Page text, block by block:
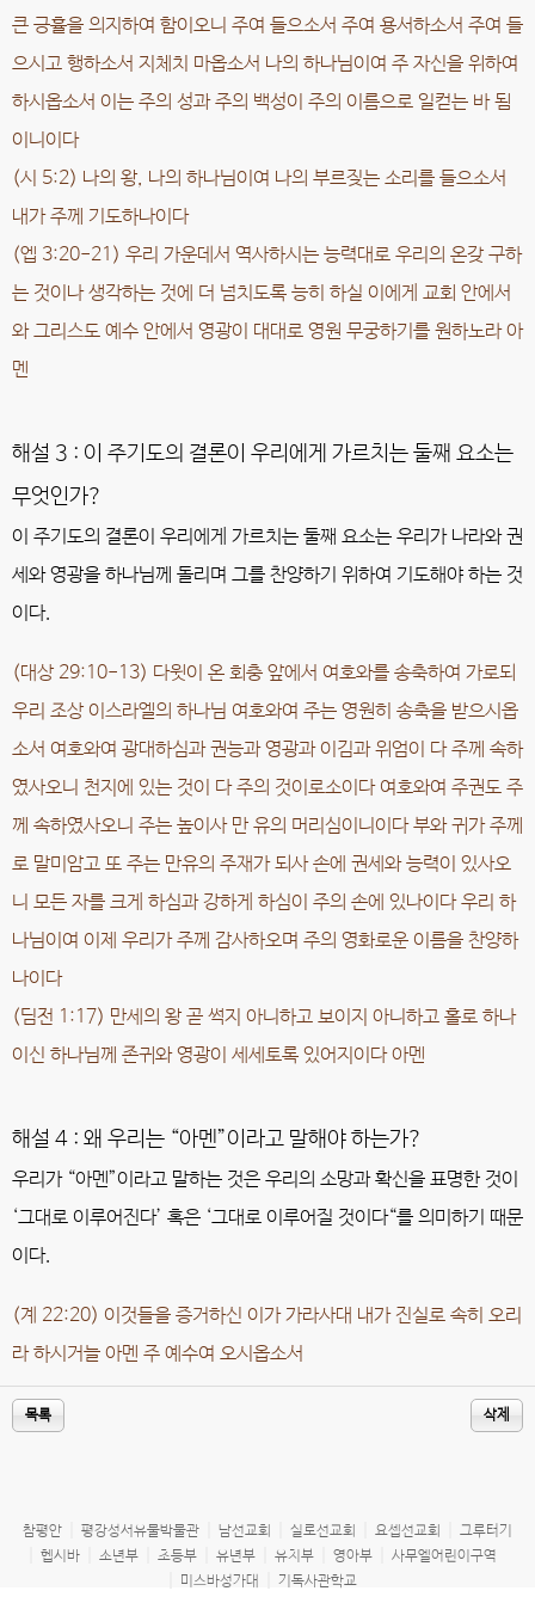
큰 긍휼을 의지하여 함이오니 주여 들으소서 주여 용서하소서 주여 들
으시고 행하소서 지체치 마옵소서 나의 하나님이여 주 자신을 위하여
하시옵소서 이는 주의 성과 주의 백성이 주의 이름으로 일컫는 바 됨
이니이다
(시 5:2) 나의 왕, 나의 하나님이여 나의 부르짖는 소리를 들으소서
내가 주께 기도하나이다
(엡 3:20-21) 우리 가운데서 역사하시는 능력대로 우리의 온갖 구하
는 것이나 생각하는 것에 더 넘치도록 능히 하실 이에게 교회 안에서
와 그리스도 예수 안에서 영광이 대대로 영원 무궁하기를 원하노라 아
멘
해설 3 : 이 주기도의 결론이 우리에게 가르치는 둘째 요소는
무엇인가?
이 주기도의 결론이 우리에게 가르치는 둘째 요소는 우리가 나라와 권
세와 영광을 하나님께 돌리며 그를 찬양하기 위하여 기도해야 하는 것
이다.
(대상 29:10-13) 다윗이 온 회충 앞에서 여호와를 송축하여 가로되
우리 조상 이스라엘의 하나님 여호와여 주는 영원히 송축을 받으시옵
소서 여호와여 광대하심과 권능과 영광과 이김과 위엄이 다 주께 속하
였사오니 천지에 있는 것이 다 주의 것이로소이다 여호와여 주권도 주
께 속하였사오니 주는 높이사 만 유의 머리심이니이다 부와 귀가 주께
로 말미암고 또 주는 만유의 주재가 되사 손에 권세와 능력이 있사오
니 모든 자를 크게 하심과 강하게 하심이 주의 손에 있나이다 우리 하
나님이여 이제 우리가 주께 감사하오며 주의 영화로운 이름을 찬양하
나이다
(딤전 1:17) 만세의 왕 곧 썩지 아니하고 보이지 아니하고 홀로 하나
이신 하나님께 존귀와 영광이 세세토록 있어지이다 아멘
해설 4 : 왜 우리는 “아멘”이라고 말해야 하는가?
우리가 “아멘”이라고 말하는 것은 우리의 소망과 확신을 표명한 것이
‘그대로 이루어진다’ 혹은 ‘그대로 이루어질 것이다“를 의미하기 때문
이다.
(계 22:20) 이것들을 증거하신 이가 가라사대 내가 진실로 속히 오리
라 하시거늘 아멘 주 예수여 오시옵소서
목록 삭제
참평안 평강성서유물박물관 남선교회 실로선교회 요셉선교회
그루터기
헵시바
소년부 초등부 유년부 유치부 영아부
사무엘어린이구역
미스바성가대
기독사관학교